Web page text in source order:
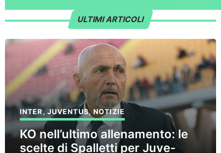
ULTIMI ARTICOLI
INTER, JUVENTUS,NOTIZIE
KO nell’ultimo allenamento: le
scelte di Spalletti per Juve-